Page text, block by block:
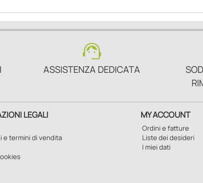
support_agent
ASSISTENZA DEDICATA
LEGALI
e termini di vendita
MY ACCOUNT
Ordini e fatture
Liste dei desideri
I miei dati